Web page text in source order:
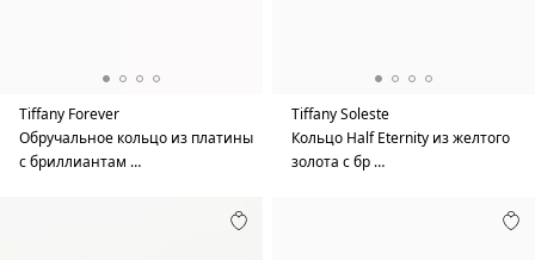
Tiffany Forever
Обручальное кольцо из платины
с бриллиантам …
Tiffany Soleste
Кольцо Half Eternity из желтого
золота с бр …